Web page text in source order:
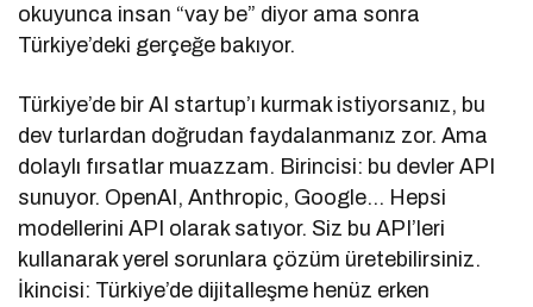
okuyunca insan “vay be” diyor ama sonra
Türkiye’deki gerçeğe bakıyor.
Türkiye’de bir AI startup’ı kurmak istiyorsanız, bu
dev turlardan doğrudan faydalanmanız zor. Ama
dolaylı fırsatlar muazzam. Birincisi: bu devler API
sunuyor. OpenAI, Anthropic, Google… Hepsi
modellerini API olarak satıyor. Siz bu API’leri
kullanarak yerel sorunlara çözüm üretebilirsiniz.
İkincisi: Türkiye’de dijitalleşme henüz erken